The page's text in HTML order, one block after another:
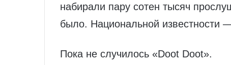
набирали пару сотен тысяч
было. Национальной известности
Пока не случилось «Doot Doot».